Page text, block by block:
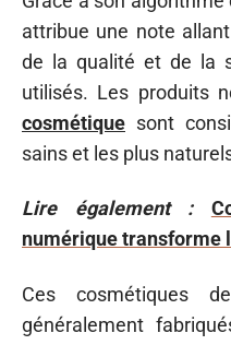
attribue une note
de la qualité et de la
utilisés. Les produits
cosmétique sont
sains et les plus
Lire également :
numérique transforme
Ces cosmétiques
généralement